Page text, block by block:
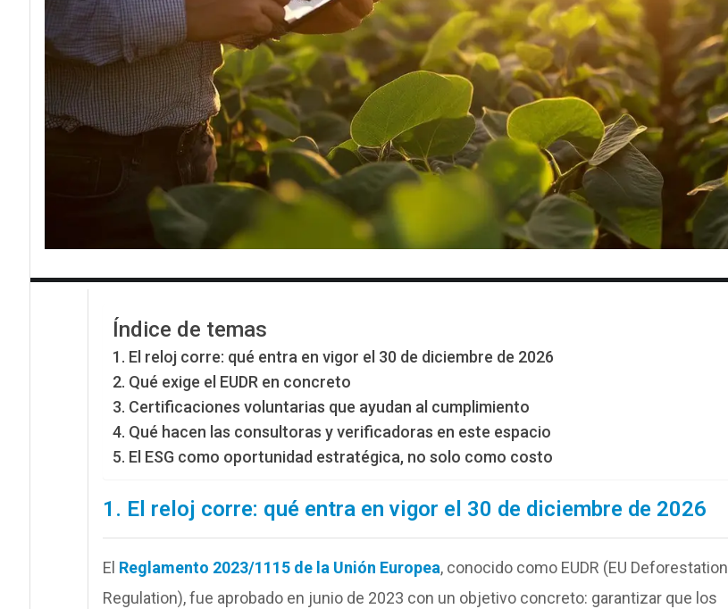
Índice de temas
1. El reloj corre: qué entra en vigor el 30 de diciembre de 2026
2. Qué exige el EUDR en concreto
3. Certificaciones voluntarias que ayudan al cumplimiento
4. Qué hacen las consultoras y verificadoras en este espacio
5. El ESG como oportunidad estratégica, no solo como costo
1. El reloj corre: qué entra en vigor el 30 de diciembre de 2026
El Reglamento 2023/1115 de la Unión Europea, conocido como EUDR (EU Deforestation
Regulation), fue aprobado en junio de 2023 con un objetivo concreto: garantizar que los